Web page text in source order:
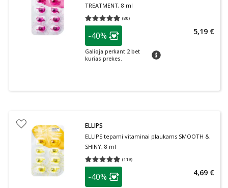
TREATMENT, 8 ml
(80)
Vidutinis įvertinimas 4.91
patarimas
Lojalumo klubo narių nuolaida
-40%
Galioja perkant 2 bet
kurias prekes.
patarimas
5,19 €
ELLIPS
ELLIPS tepami vitaminai plaukams SMOOTH &
SHINY, 8 ml
(119)
Vidutinis įvertinimas 4.87
patarimas
Lojalumo klubo narių nuolaida
-40% 4,69 €